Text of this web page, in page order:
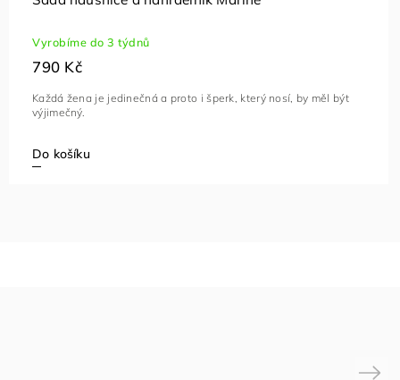
Vyrobíme do 3 týdnů
790 Kč
Do košíku
Každá žena je jedinečná a proto i šperk, který nosí, by měl být
výjimečný.
Next